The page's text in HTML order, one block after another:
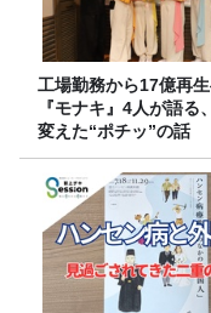
工場勤務から17億再
『モナキ』4人が語る
変えた“ポチッ”の話